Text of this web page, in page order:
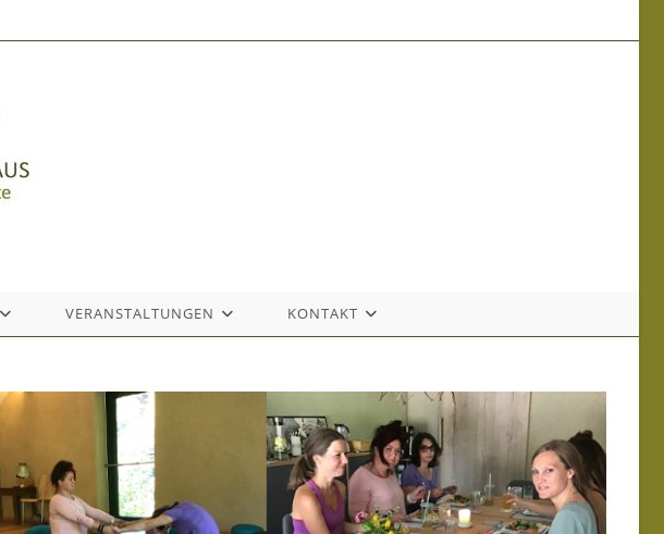
VERANSTALTUNGEN KONTAKT